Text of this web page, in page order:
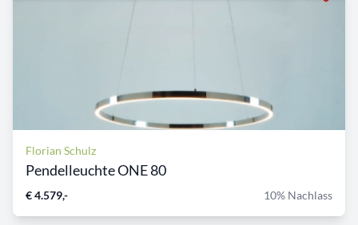
Florian Schulz
Pendelleuchte ONE 80
€ 4.579,- 10% Nachlass